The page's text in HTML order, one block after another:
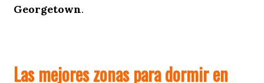
Georgetown.
Las mejores zonas para dormir en